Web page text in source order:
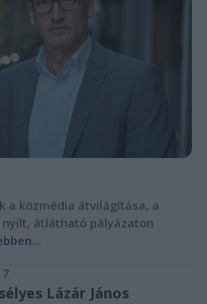
a közmédia átvilágítása, a
átlátható pályázaton
Lázár János